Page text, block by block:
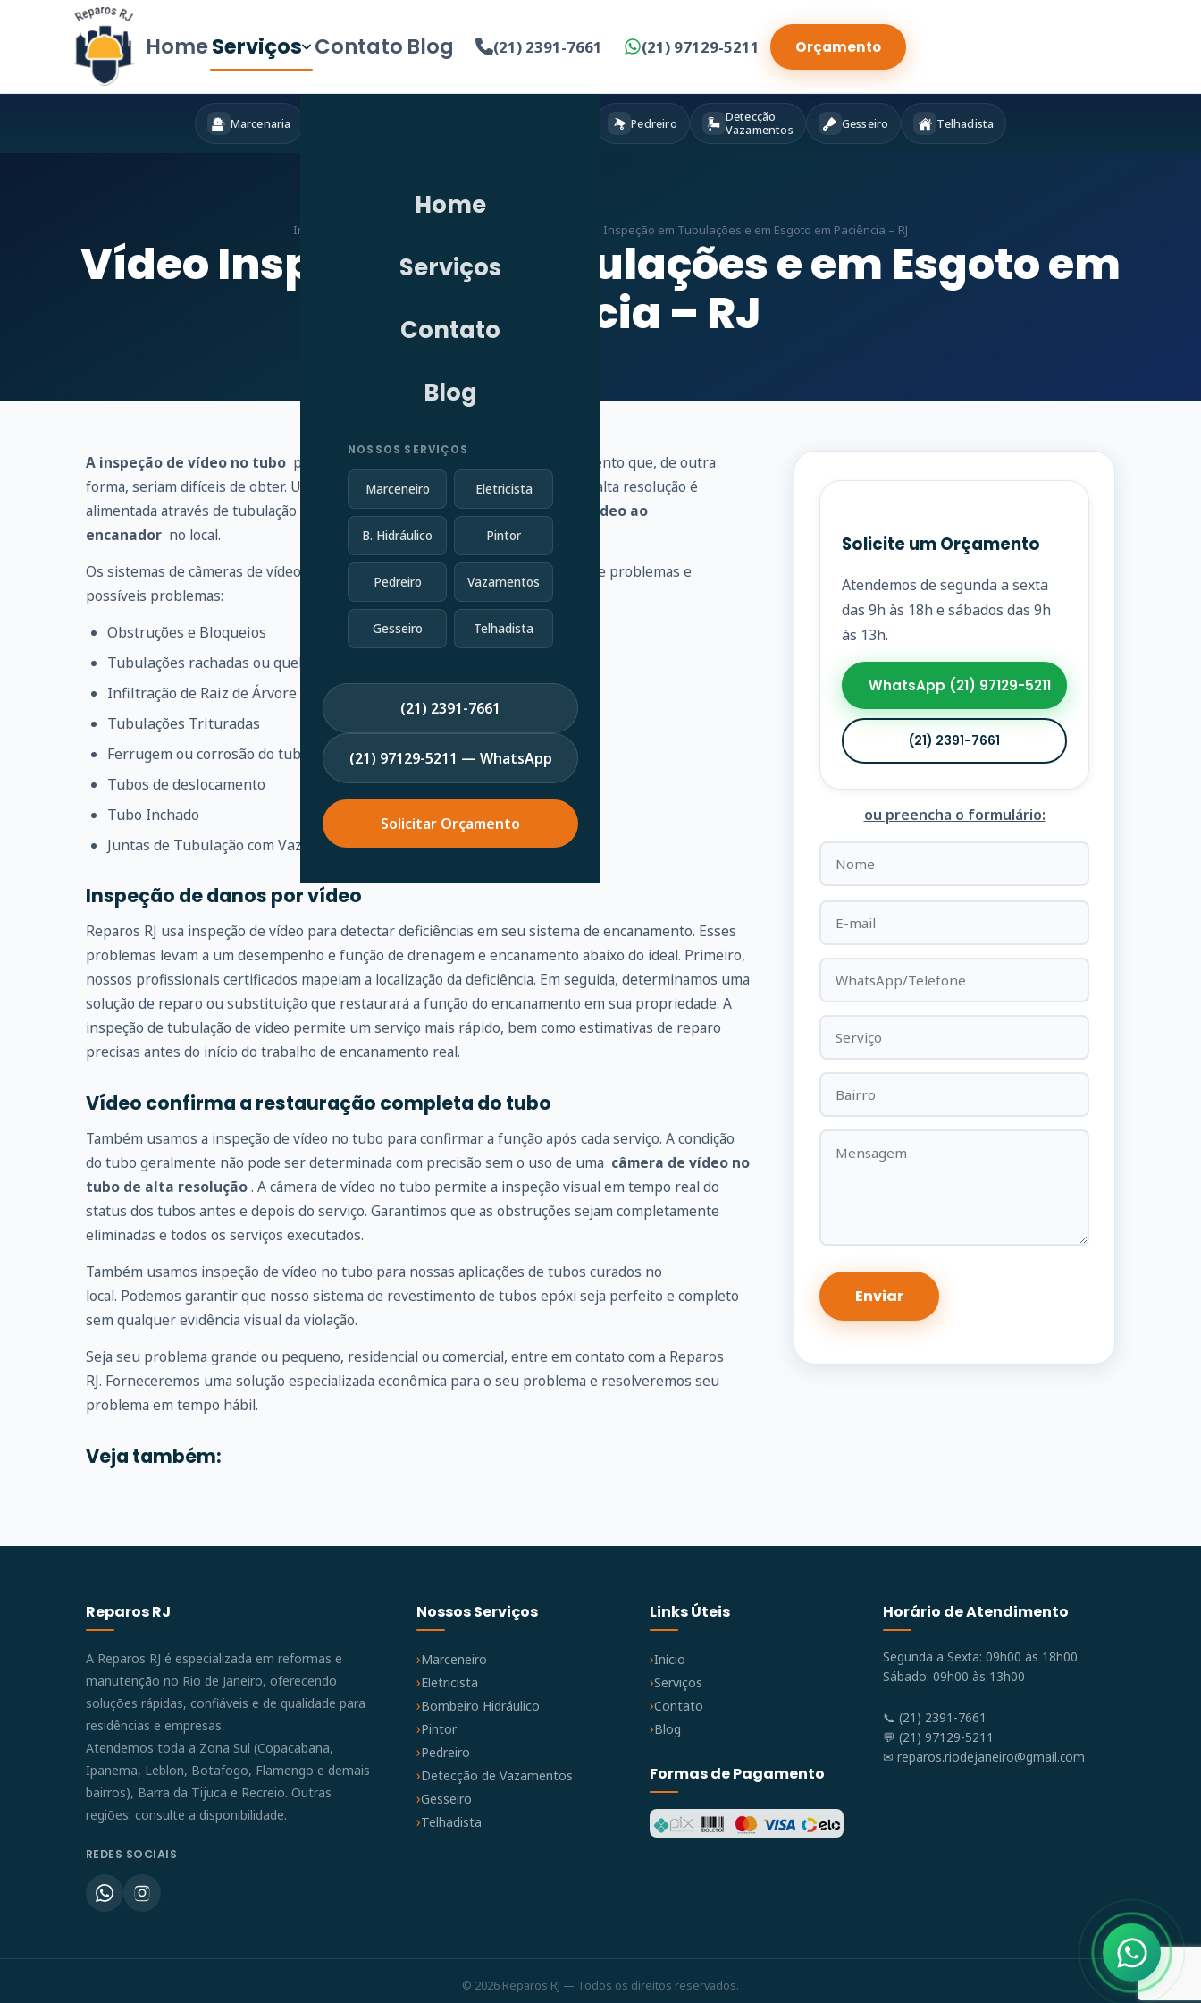
HomeServiços Contato Blog (21) 2391-7661 (21) 97129-5211 Orçamento
Home
Serviços
Contato
Blog
NOSSOS SERVIÇOS
Marceneiro Eletricista
B. Hidráulico Pintor
Pedreiro Vazamentos
Gesseiro Telhadista
(21) 2391-7661
(21) 97129-5211 — WhatsApp
Solicitar Orçamento
Marcenaria Pedreiro
Detecção
Vazamentos
Gesseiro Telhadista
Início Vídeo Inspeção em Tubulações e em Esgoto em Paciência – RJ
Vídeo Inspeção em Tubulações e em Esgoto em
Paciência – RJ
A inspeção de vídeo no tubo pode identificar vários problemas de encanamento que, de outra
forma, seriam difíceis de obter. Uma haste flexível conectada a uma câmera de alta resolução é
alimentada através de tubulação ou linha de esgoto e fornecefeedback de vídeo ao
encanador no local.
Os sistemas de câmeras de vídeo no tubo ajudam a identificar uma variedade de problemas e
possíveis problemas:
Obstruções e Bloqueios
Tubulações rachadas ou quebradas
Infiltração de Raiz de Árvore
Tubulações Trituradas
Ferrugem ou corrosão do tubo
Tubos de deslocamento
Tubo Inchado
Juntas de Tubulação com Vazamento
Inspeção de danos por vídeo
Reparos RJ usa inspeção de vídeo para detectar deficiências em seu sistema de encanamento. Esses
problemas levam a um desempenho e função de drenagem e encanamento abaixo do ideal. Primeiro,
nossos profissionais certificados mapeiam a localização da deficiência. Em seguida, determinamos uma
solução de reparo ou substituição que restaurará a função do encanamento em sua propriedade. A
inspeção de tubulação de vídeo permite um serviço mais rápido, bem como estimativas de reparo
precisas antes do início do trabalho de encanamento real.
Vídeo confirma a restauração completa do tubo
Também usamos a inspeção de vídeo no tubo para confirmar a função após cada serviço. A condição
do tubo geralmente não pode ser determinada com precisão sem o uso de uma câmera de vídeo no
tubo de alta resolução. A câmera de vídeo no tubo permite a inspeção visual em tempo real do
status dos tubos antes e depois do serviço. Garantimos que as obstruções sejam completamente
eliminadas e todos os serviços executados.
Também usamos inspeção de vídeo no tubo para nossas aplicações de tubos curados no
local. Podemos garantir que nosso sistema de revestimento de tubos epóxi seja perfeito e completo
sem qualquer evidência visual da violação.
Seja seu problema grande ou pequeno, residencial ou comercial, entre em contato com a Reparos
RJ. Forneceremos uma solução especializada econômica para o seu problema e resolveremos seu
problema em tempo hábil.
Veja também:
Solicite um Orçamento
Atendemos de segunda a sexta
das 9h às 18h e sábados das 9h
às 13h.
WhatsApp (21) 97129-5211
(21) 2391-7661
ou preencha o formulário:
Reparos RJ
A Reparos RJ é especializada em reformas e
manutenção no Rio de Janeiro, oferecendo
soluções rápidas, confiáveis e de qualidade para
residências e empresas.
Atendemos toda a Zona Sul (Copacabana,
Ipanema, Leblon, Botafogo, Flamengo e demais
bairros), Barra da Tijuca e Recreio. Outras
regiões: consulte a disponibilidade.
REDES SOCIAIS
Nossos Serviços
Marceneiro
Eletricista
Bombeiro Hidráulico
Pintor
Pedreiro
Detecção de Vazamentos
Gesseiro
Telhadista
Links Úteis
Início
Serviços
Contato
Blog
Formas de Pagamento
Horário de Atendimento
Segunda a Sexta: 09h00 às 18h00
Sábado: 09h00 às 13h00
📞 (21) 2391-7661
💬 (21) 97129-5211
✉ reparos.riodejaneiro@gmail.com
© 2026 Reparos RJ — Todos os direitos reservados.